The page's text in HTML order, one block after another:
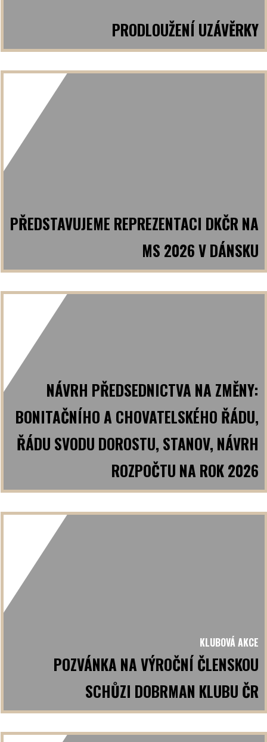
PRODLOUŽENÍ UZÁVĚRKY
PŘEDSTAVUJEME REPREZENTACI DKČR NA
MS 2026 V DÁNSKU
NÁVRH PŘEDSEDNICTVA NA ZMĚNY:
BONITAČNÍHO A CHOVATELSKÉHO ŘÁDU,
ŘÁDU SVODU DOROSTU, STANOV, NÁVRH
ROZPOČTU NA ROK 2026
KLUBOVÁ AKCE
POZVÁNKA NA VÝROČNÍ ČLENSKOU
SCHŮZI DOBRMAN KLUBU ČR